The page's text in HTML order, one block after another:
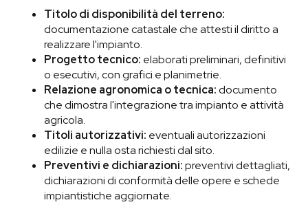
Titolo di disponibilità del terreno:
documentazione catastale che attesti il diritto a
realizzare l'impianto.
Progetto tecnico: elaborati preliminari, definitivi
o esecutivi, con grafici e planimetrie.
Relazione agronomica o tecnica:documento
che dimostra l'integrazione tra impianto e attività
agricola.
Titoli autorizzativi: eventuali autorizzazioni
edilizie e nulla osta richiesti dal sito.
Preventivi e dichiarazioni:preventivi dettagliati,
dichiarazioni di conformità delle opere e schede
impiantistiche aggiornate.